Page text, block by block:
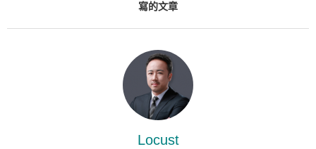
寫的文章
Locust